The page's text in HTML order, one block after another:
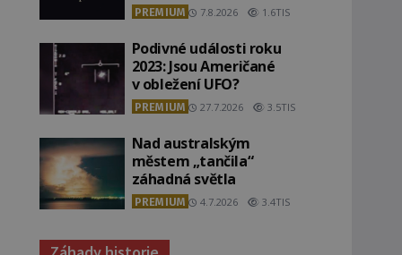
PREMIUM 7.8.2026 1.6TIS
Podivné události roku
2023: Jsou Američané
v obležení UFO?
PREMIUM 27.7.2026 3.5TIS
Nad australským
městem „tančila“
záhadná světla
PREMIUM 4.7.2026 3.4TIS